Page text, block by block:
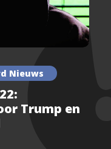
Nieuws
Trump en